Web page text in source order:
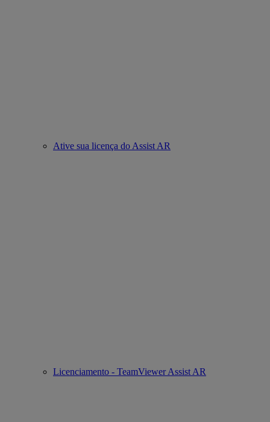
Ative sua licença do Assist AR
Licenciamento - TeamViewer Assist AR